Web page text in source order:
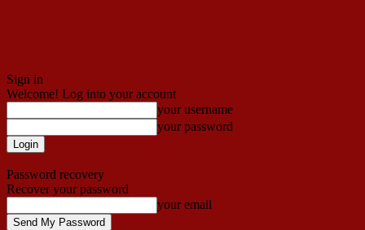
Sign in
Welcome! Log into your account
your username
your password
Password recovery
Recover your password
your email